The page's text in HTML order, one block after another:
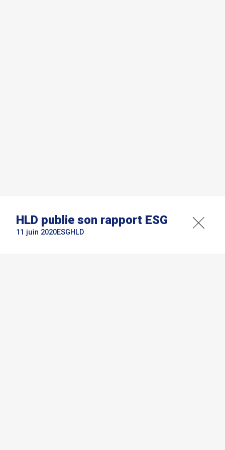
HLD publie son rapport ESG
11 juin 2020ESGHLD